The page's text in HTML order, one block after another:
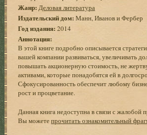
Жанр: Деловая литература
Издательский дом: Манн, Иванов и Фербер
Год издания: 2014
Аннотация:
В этой книге подробно описывается
вашей компании развиваться, увеличивать
повышать акционерную стоимость, не
активами, которые понадобятся ей в
Сфокусированность обеспечит любому
рост и процветание.
Данная книга недоступна в связи с жалобой
Вы можетепрочитать ознакомительный